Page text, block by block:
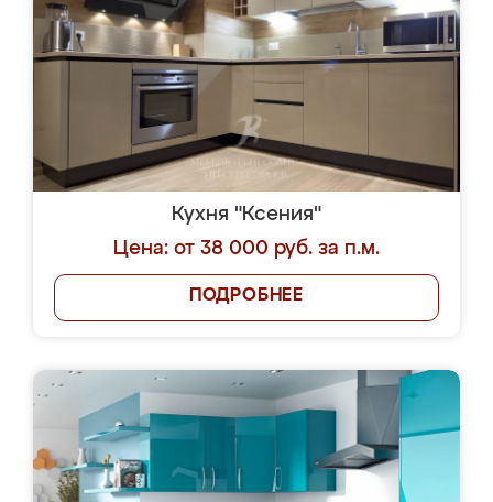
Кухня "Ксения"
Цена: от 38 000 руб. за п.м.
ПОДРОБНЕЕ